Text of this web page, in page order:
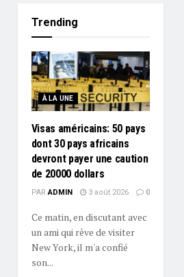
Trending
À LA UNE
Visas américains: 50 pays
dont 30 pays africains
devront payer une caution
de 20000 dollars
PAR ADMIN 3 août 2026 0
Ce matin, en discutant avec
un ami qui rêve de visiter
New York, il m'a confié
son...